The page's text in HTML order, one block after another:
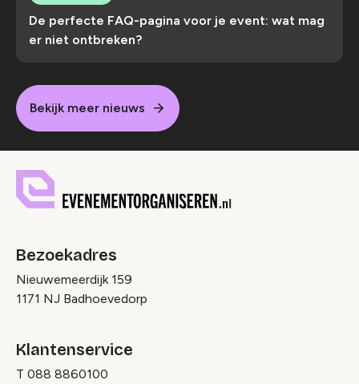
De perfecte FAQ-pagina voor je event: wat mag
er niet ontbreken?
Bekijk meer nieuws
Bezoekadres
Nieuwemeerdijk 159
1171 NJ Badhoevedorp
Klantenservice
T 088 8860100